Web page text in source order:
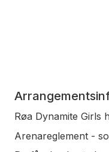
Røa Dynamite Girls
Arenareglement -